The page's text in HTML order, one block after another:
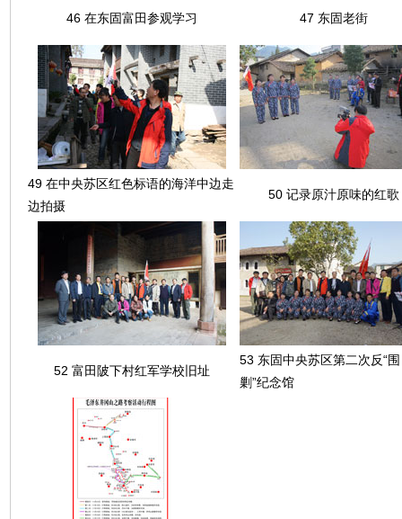
46 在东固富田参观学习 47 东固老街
49 在中央苏区红色标语的海洋中边走
边拍摄
50 记录原汁原味的红歌
52 富田陂下村红军学校旧址
53 东固中央苏区第二次反“围
剿”纪念馆